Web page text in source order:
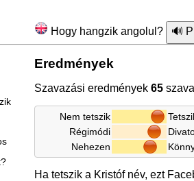
Hogy hangzik angolul?
Eredmények
Szavazási eredmények 65
Nem tetszik
Régimódi
Nehezen
Ha tetszik a Kristóf név, ezt